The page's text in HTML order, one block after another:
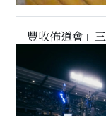
「豐收佈道會」